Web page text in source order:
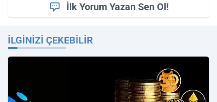
İlk Yorum Yazan Sen Ol!
İLGINIZI ÇEKEBILIR